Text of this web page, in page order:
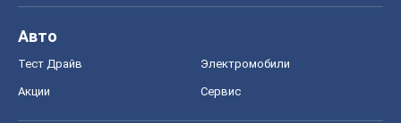
Авто
Тест Драйв Электромобили
Акции Сервис